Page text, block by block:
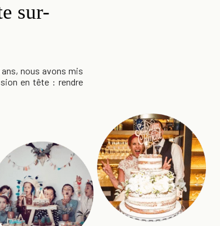
sur-
nous avons mis
en tête : rendre